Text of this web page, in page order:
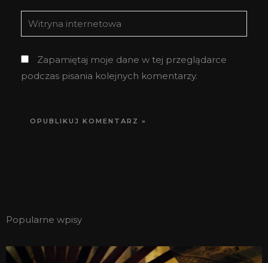
Witryna
internetowa
Zapamiętaj moje dane w tej przeglądarce
podczas pisania kolejnych komentarzy.
Popularne wpisy